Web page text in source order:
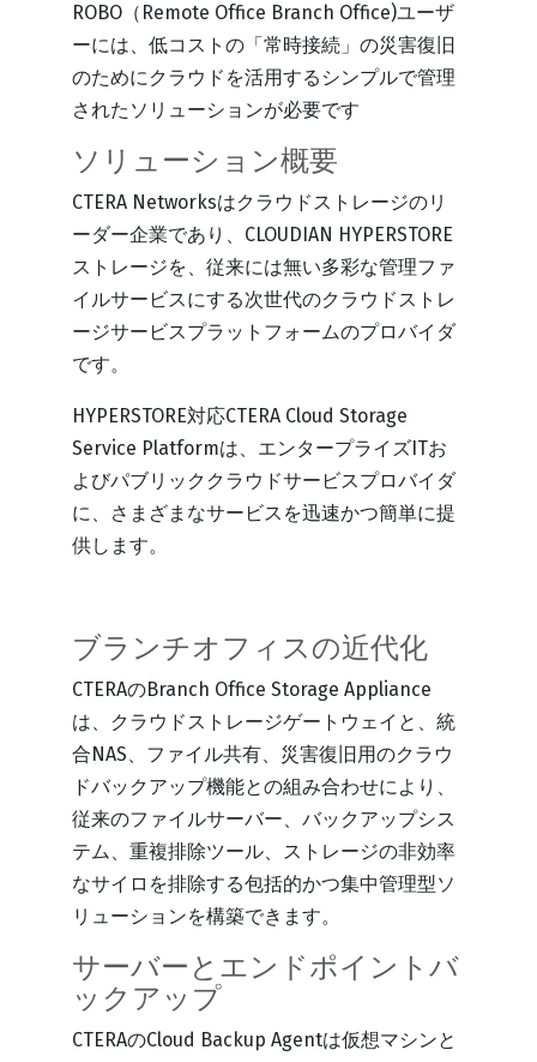
ROBO（Remote Office Branch Office)ユーザ
ーには、低コストの「常時接続」の災害復旧
のためにクラウドを活用するシンプルで管理
されたソリューションが必要です
ソリューション概要
CTERA Networksはクラウドストレージのリ
ーダー企業であり、CLOUDIAN HYPERSTORE
ストレージを、従来には無い多彩な管理ファ
イルサービスにする次世代のクラウドストレ
ージサービスプラットフォームのプロバイダ
です。
HYPERSTORE対応CTERA Cloud Storage
Service Platformは、エンタープライズITお
よびパブリッククラウドサービスプロバイダ
に、さまざまなサービスを迅速かつ簡単に提
供します。
ブランチオフィスの近代化
CTERAのBranch Office Storage Appliance
は、クラウドストレージゲートウェイと、統
合NAS、ファイル共有、災害復旧用のクラウ
ドバックアップ機能との組み合わせにより、
従来のファイルサーバー、バックアップシス
テム、重複排除ツール、ストレージの非効率
なサイロを排除する包括的かつ集中管理型ソ
リューションを構築できます。
サーバーとエンドポイントバ
ックアップ
CTERAのCloud Backup Agentは仮想マシンと